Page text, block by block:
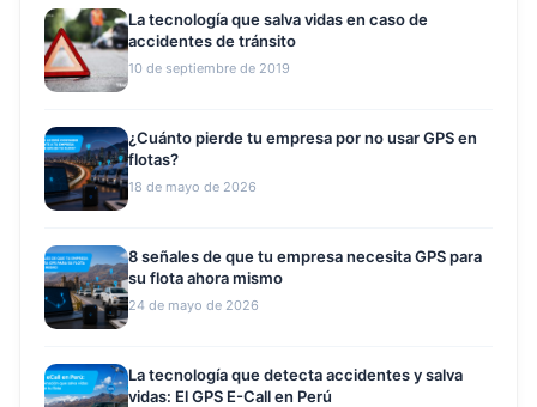
La tecnología que salva vidas en caso de
accidentes de tránsito
10 de septiembre de 2019
¿Cuánto pierde tu empresa por no usar GPS en
flotas?
18 de mayo de 2026
8 señales de que tu empresa necesita GPS para
su flota ahora mismo
24 de mayo de 2026
La tecnología que detecta accidentes y salva
vidas: El GPS E-Call en Perú